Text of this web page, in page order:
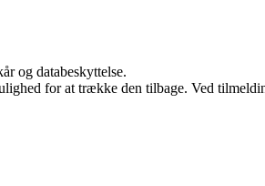
og databeskyttelse.
for at trække den tilbage. Ved